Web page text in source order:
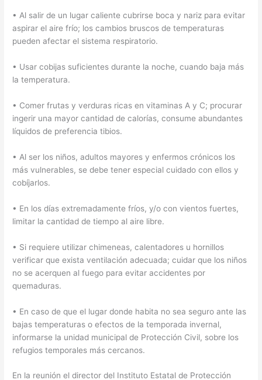
• Al salir de un lugar caliente cubrirse boca y nariz para evitar
aspirar el aire frío; los cambios bruscos de temperaturas
pueden afectar el sistema respiratorio.
• Usar cobijas suficientes durante la noche, cuando baja más
la temperatura.
• Comer frutas y verduras ricas en vitaminas A y C; procurar
ingerir una mayor cantidad de calorías, consume abundantes
líquidos de preferencia tibios.
• Al ser los niños, adultos mayores y enfermos crónicos los
más vulnerables, se debe tener especial cuidado con ellos y
cobíjarlos.
• En los días extremadamente fríos, y/o con vientos fuertes,
limitar la cantidad de tiempo al aire libre.
• Si requiere utilizar chimeneas, calentadores u hornillos
verificar que exista ventilación adecuada; cuidar que los niños
no se acerquen al fuego para evitar accidentes por
quemaduras.
• En caso de que el lugar donde habita no sea seguro ante las
bajas temperaturas o efectos de la temporada invernal,
informarse la unidad municipal de Protección Civil, sobre los
refugios temporales más cercanos.
En la reunión el director del Instituto Estatal de Protección